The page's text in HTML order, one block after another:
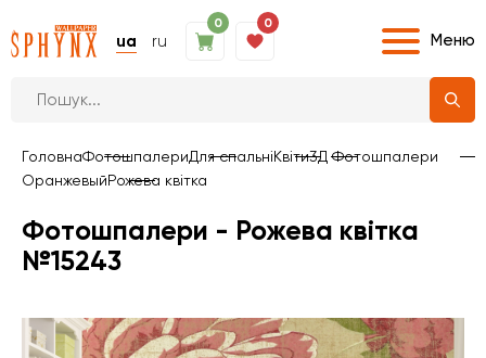
ua ru
0 0
Меню
ГоловнаФотошпалериДля спальніКвіти3Д Фотошпалери
ОранжевыйРожева квітка
Фотошпалери - Рожева квітка
№15243